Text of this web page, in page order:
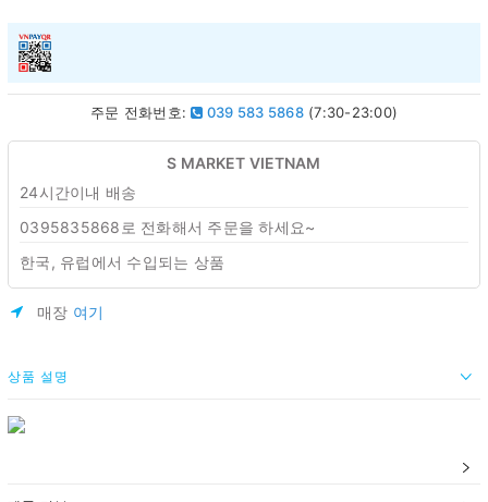
주문 전화번호: 039 583 5868(7:30-23:00)
S MARKET VIETNAM
24시간이내 배송
0395835868로 전화해서 주문을 하세요~
한국, 유럽에서 수입되는 상품
매장 여기
상품 설명